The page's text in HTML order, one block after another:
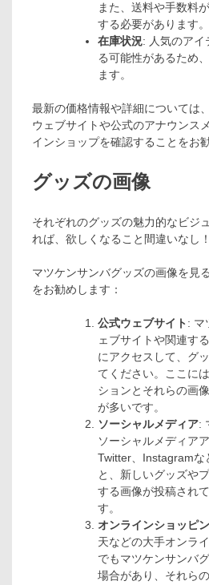
また、送料や手数料
する必要があります。
在庫状況: 人気のアイ
る可能性があるため
ます。
最新の価格情報や詳細については
ウェブサイトや公式のアナウンス
インショップを確認することをお
グッズの画像
それぞれのグッズの魅力的なビジ
れば、欲しくなること間違いなし！
マツケンサンバグッズの画像を見
をお勧めします：
公式ウェブサイト : マ
ェブサイトや関連す
にアクセスして、グ
てください。ここに
ションとそれらの画
が多いです。
ソーシャルメディア:
ソーシャルメディア
Twitter、Instagramな
と、新しいグッズや
する画像が投稿され
す。
オンラインショッピ
天などの大手オンラ
でもマツケンサンバ
場合があり、それら